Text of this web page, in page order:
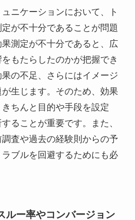
ニケーションにおいて、ト
が不十分であることが問題
測定が不十分であると、広
もたらしたのかが把握でき
の不足、さらにはイメージ
生じます。そのため、効果
ちんと目的や手段を設定
ることが重要です。また、
査や過去の経験則からの予
ブルを回避するためにも必
ルー率やコンバージョン